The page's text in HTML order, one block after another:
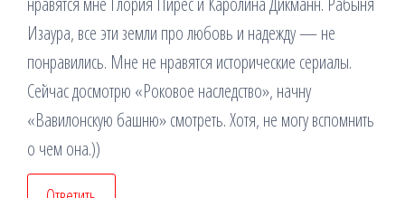
Изаура, все эти земли про любовь и надежду — не
понравились. Мне не нравятся исторические сериалы.
Сейчас досмотрю «Роковое наследство», начну
«Вавилонскую башню» смотреть. Хотя, не могу вспомнить
о чем она.))